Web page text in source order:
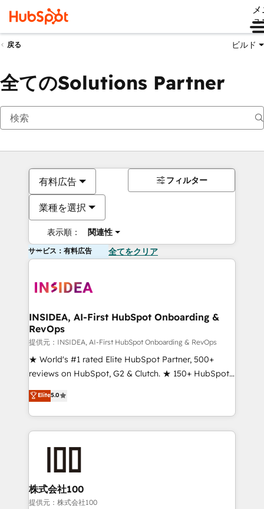
ュ
戻る ビルド
全てのSolutions Partner
有料広告
業種を選択
表示順： 関連性
フィルター
サービス：有料広告 全てをクリア
INSIDEA, AI-First HubSpot Onboarding &
RevOps
提供元：INSIDEA, AI-First HubSpot Onboarding & RevOps
★ World's #1 rated Elite HubSpot Partner, 500+
reviews on HubSpot, G2 & Clutch. ★ 150+ HubSpot
Certified Experts & Trainers across the team ★
1,500+ implementations across five continents ★ AI-
First, RevOps-led, Onboarding obsessed ★
Company of the Year 2024/25 INSIDEA helps
and build AI-powered workflows that drive adoption
from week one, in your time zone. What we do ➤
Onboarding: Live in weeks, with workflows built
Elite5.0
株式会社100
提供元：株式会社100